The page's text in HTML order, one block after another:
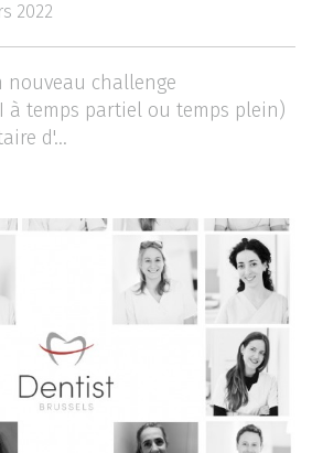
2022
nouveau challenge
à temps partiel ou temps plein)
d'...